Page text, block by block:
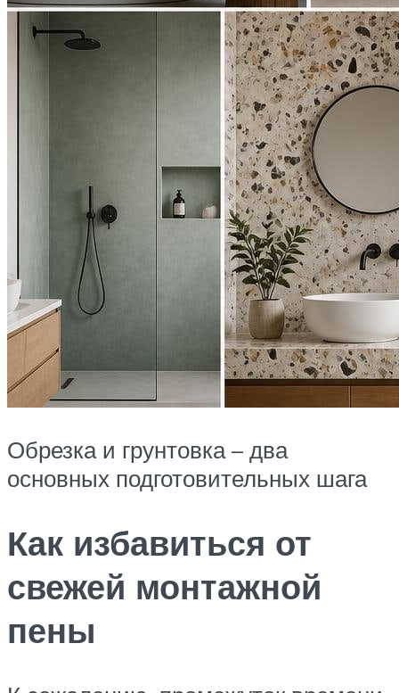
Обрезка и грунтовка – два
основных подготовительных шага
Как избавиться от
свежей монтажной
пены